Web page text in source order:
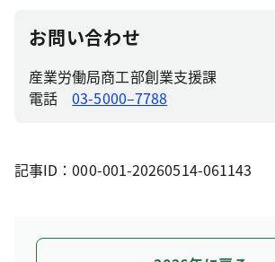
お問い合わせ
産業労働局商工部創業支援課
電話03-5000–7788
記事ID：000-001-20260514-061143